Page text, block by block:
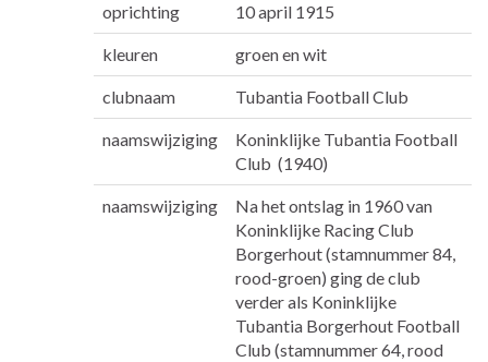
oprichting 10 april 1915
kleuren groen en wit
clubnaam Tubantia Football Club
naamswijziging
Koninklijke Tubantia Football
Club (1940)
naamswijziging
Na het ontslag in 1960 van
Koninklijke Racing Club
Borgerhout (stamnummer 84,
rood-groen) ging de club
verder als Koninklijke
Tubantia Borgerhout Football
Club (stamnummer 64, rood